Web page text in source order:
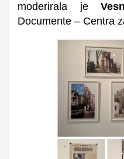
moderirala je
Documente – Centra